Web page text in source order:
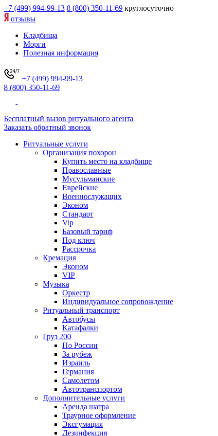
+7 (499) 994-99-13 8 (800) 350-11-69 круглосуточно
отзывы
Кладбища
Морги
Полезная информация
+7 (499) 994-99-13
8 (800) 350-11-69
Бесплатный вызов ритуального агента
Заказать обратный звонок
Ритуальные услуги
Организация похорон
Купить место на кладбище
Православные
Мусульманские
Еврейские
Военнослужащих
Эконом
Стандарт
Vip
Базовый тариф
Под ключ
Рассрочка
Кремация
Эконом
VIP
Музыка
Оркестр
Индивидуальное сопровождение
Ритуальный транспорт
Автобусы
Катафалки
Груз 200
По России
За рубеж
Израиль
Германия
Самолетом
Автотранспортом
Дополнительные услуги
Аренда шатра
Траурное оформление
Эксгумация
Дезинфекция